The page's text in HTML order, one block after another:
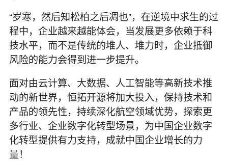
“岁寒，然后知松柏之后凋也”，在逆境中求生的过
程中，企业越来越能体会，当发展更多依赖于科
技水平，而不是传统的堆人、堆力时，企业抵御
风险的能力会得到进一步提升。
面对由云计算、大数据、人工智能等高新技术推
动的新世界，恒拓开源将加大投入，保持技术和
产品的领先性，持续深化航空领域优势，探索更
多行业、企业数字化转型场景，为中国企业数字
化转型提供有力支持，成就中国企业增长的力
量！